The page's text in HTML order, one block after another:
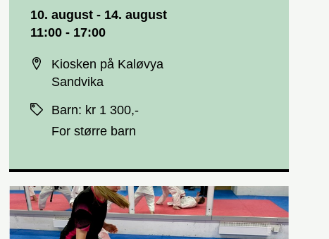
10. august - 14. august
11:00 - 17:00
Kiosken på Kaløvya
Sandvika
Barn: kr 1 300,-
For større barn